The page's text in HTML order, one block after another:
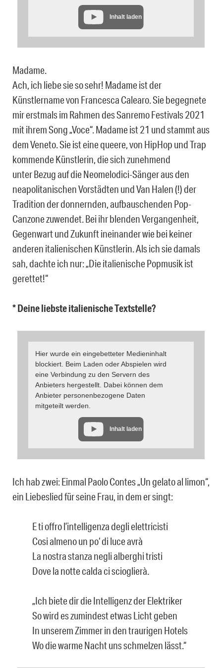
Inhalt laden
Madame.
Ach, ich liebe sie so sehr! Madame ist der
Künstlername von Francesca Calearo. Sie begegnete
mir erstmals im Rahmen des Sanremo Festivals 2021
mit ihrem Song „Voce“. Madame ist 21 und stammt aus
dem Veneto. Sie ist eine queere, von HipHop und Trap
kommende Künstlerin, die sich zunehmend
unter Bezug auf die Neomelodici-Sänger aus den
neapolitanischen Vorstädten und Van Halen (!) der
Tradition der donnernden, aufbauschenden Pop-
Canzone zuwendet. Bei ihr blenden Vergangenheit,
Gegenwart und Zukunft ineinander wie bei keiner
anderen italienischen Künstlerin. Als ich sie damals
sah, dachte ich nur: „Die italienische Popmusik ist
gerettet!“
* Deine liebste italienische Textstelle?
Hier wurde ein eingebetteter Medieninhalt
blockiert. Beim Laden oder Abspielen wird
eine Verbindung zu den Servern des
Anbieters hergestellt. Dabei können dem
Anbieter personenbezogene Daten
mitgeteilt werden.
Inhalt laden
Ich hab zwei: Einmal Paolo Contes „Un gelato al limon“,
ein Liebeslied für seine Frau, in dem er singt:
E ti offro l’intelligenza degli elettricisti
Cosi almeno un po‘ di luce avrà
La nostra stanza negli alberghi tristi
Dove la notte calda ci scioglierà.
„Ich biete dir die Intelligenz der Elektriker
So wird es zumindest etwas Licht geben
In unserem Zimmer in den traurigen Hotels
Wo die warme Nacht uns schmelzen lässt.“